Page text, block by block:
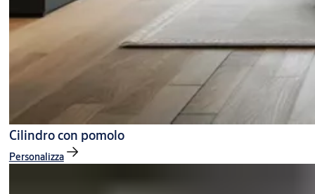
Cilindro con pomolo
Personalizza